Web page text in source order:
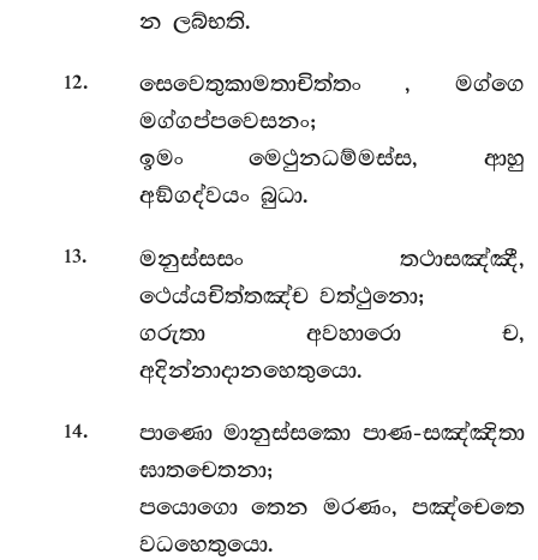
න ලබ්භති.
12. සෙවෙතුකාමතාචිත්තං, මග්ගෙ
මග්ගප්පවෙසනං;
ඉමං මෙථුනධම්මස්ස, ආහු
අඞ්ගද්වයං බුධා.
13.
මනුස්සසං තථාසඤ්ඤී,
ථෙය්යචිත්තඤ්ච වත්ථුනො;
ගරුතා අවහාරො ච,
අදින්නාදානහෙතුයො.
14.
පාණො මානුස්සකො පාණ-සඤ්ඤිතා
ඝාතචෙතනා;
පයොගො තෙන මරණං, පඤ්චෙතෙ
වධහෙතුයො.